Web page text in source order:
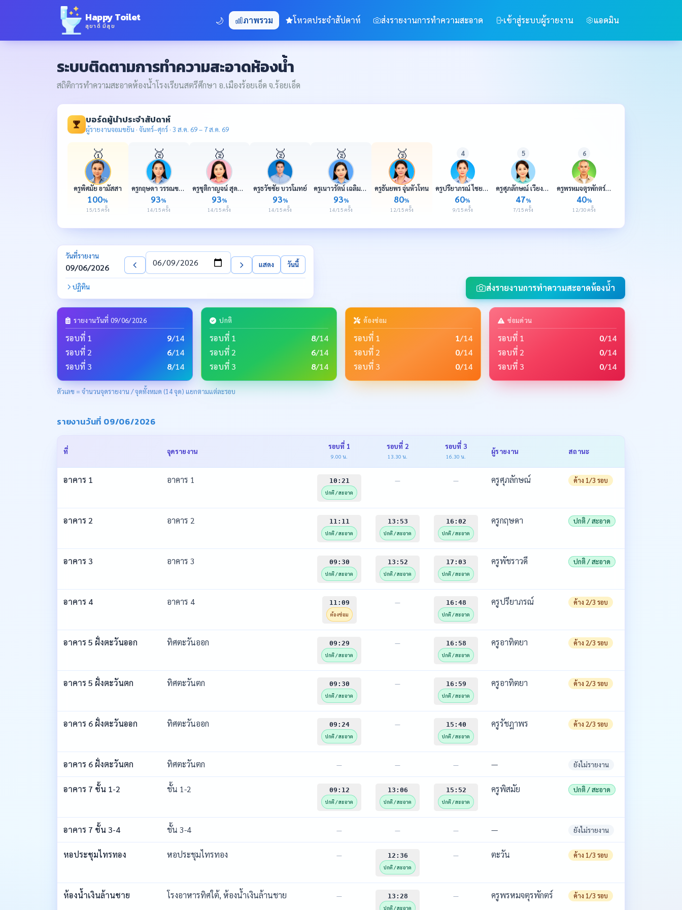
Happy Toilet
สุขาดี มีสุข
🌙 ภาพรวม โหวตประจำสัปดาห์ ส่งรายงานการทำความสะอาด เข้าสู่ระบบผู้รายงาน แอดมิน
ระบบติดตามการทำความสะอาดห้องน้ำ
สถิติการทำความสะอาดห้องน้ำโรงเรียนสตรีศึกษา อ.เมืองร้อยเอ็ด จ.ร้อยเอ็ด
บอร์ดผู้นำประจำสัปดาห์
ผู้รายงานจอมขยัน · จันทร์–ศุกร์ · 3 ส.ค. 69 – 7 ส.ค. 69
🥇
ครูพิศมัย อามัสสา
100%
15/15 ครั้ง
🥈
ครูกฤษดา วรรณขาม
93%
14/15 ครั้ง
🥈
ครูชุติกาญจน์ สุดบนิด
93%
14/15 ครั้ง
🥈
ครูธวัชชัย บวรโมทย์
93%
14/15 ครั้ง
🥈
ครูเนาวรัตน์ เฉลิมแสน
93%
14/15 ครั้ง
🥉
ครูธันยพร จุ่นหัวโทน
80%
12/15 ครั้ง
4
ครูปรียาภรณ์ ไชยหานิตย์
60%
9/15 ครั้ง
5
ครูศุภลักษณ์ เวียงสิมา
47%
7/15 ครั้ง
6
ครูพรหมจตุรพักตร์ วรขันต์
40%
12/30 ครั้ง
วันที่รายงาน
09/06/2026
วันที่
แสดง วันนี้
ปฏิทิน ส่งรายงานการทำความสะอาดห้องน้ำ
รายงานวันที่ 09/06/2026
รอบที่ 1 9/14
รอบที่ 2
6/14
รอบที่ 3
8/14
ปกติ
รอบที่ 1 8/14
รอบที่ 2
6/14
รอบที่ 3
8/14
ต้องซ่อม
รอบที่ 1 1/14
รอบที่ 2
0/14
รอบที่ 3
0/14
ซ่อมด่วน
รอบที่ 1 0/14
รอบที่ 2
0/14
รอบที่ 3
0/14
ตัวเลข = จำนวนจุดรายงาน / จุดทั้งหมด (14 จุด) แยกตามแต่ละรอบ
รายงานวันที่ 09/06/2026
ที่ จุดรายงาน
รอบที่ 1
9.00 น.
รอบที่ 2
13.30 น.
รอบที่ 3
16.30 น.
ผู้รายงาน สถานะ
อาคาร 1 อาคาร 1 10:21
ปกติ / สะอาด
— — ครูศุภลักษณ์ ค้าง 1/3 รอบ
อาคาร 2 อาคาร 2 11:11
ปกติ / สะอาด
13:53
ปกติ / สะอาด
16:02
ปกติ / สะอาด
ครูกฤษดา ปกติ / สะอาด
อาคาร 3 อาคาร 3 09:30
ปกติ / สะอาด
13:52
ปกติ / สะอาด
17:03
ปกติ / สะอาด
ครูพัชราวดี ปกติ / สะอาด
อาคาร 4 อาคาร 4 11:09
ต้องซ่อม
— 16:48
ปกติ / สะอาด
ครูปรียาภรณ์ ค้าง 2/3 รอบ
อาคาร 5 ฝั่งตะวันออก ทิศตะวันออก 09:29
ปกติ / สะอาด
— 16:58
ปกติ / สะอาด
ครูอาทิตยา ค้าง 2/3 รอบ
อาคาร 5 ฝั่งตะวันตก ทิศตะวันตก 09:30
ปกติ / สะอาด
— 16:59
ปกติ / สะอาด
ครูอาทิตยา ค้าง 2/3 รอบ
อาคาร 6 ฝั่งตะวันออก ทิศตะวันออก 09:24
ปกติ / สะอาด
— 15:40
ปกติ / สะอาด
ครูรัชฎาพร ค้าง 2/3 รอบ
อาคาร 6 ฝั่งตะวันตก ทิศตะวันตก — — — — ยังไม่รายงาน
อาคาร 7 ชั้น 1-2 ชั้น 1-2 09:12
ปกติ / สะอาด
13:06
ปกติ / สะอาด
15:52
ปกติ / สะอาด
ครูพิสมัย ปกติ / สะอาด
อาคาร 7 ชั้น 3-4 ชั้น 3-4 — — — — ยังไม่รายงาน
หอประชุมไทรทอง หอประชุมไทรทอง — 12:36
ปกติ / สะอาด
— ตะวัน ค้าง 1/3 รอบ
ห้องน้ำเงินล้านชาย โรงอาหารทิศใต้, ห้องน้ำเงินล้านชาย — 13:28
ปกติ / สะอาด
— ครูพรหมจตุรพักตร์ ค้าง 1/3 รอบ